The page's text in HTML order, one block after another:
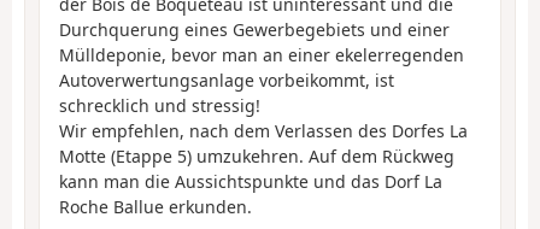
Durchquerung eines Gewerbegebiets und einer
Mülldeponie, bevor man an einer ekelerregenden
Autoverwertungsanlage vorbeikommt, ist
schrecklich und stressig!
Wir empfehlen, nach dem Verlassen des Dorfes La
Motte (Etappe 5) umzukehren. Auf dem Rückweg
kann man die Aussichtspunkte und das Dorf La
Roche Ballue erkunden.